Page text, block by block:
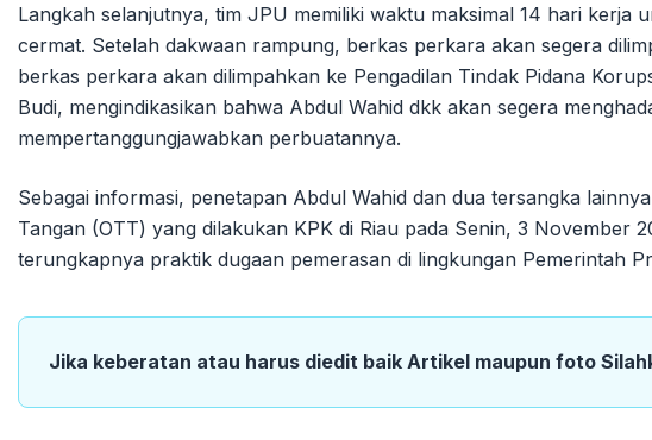
Langkah selanjutnya, tim JPU memiliki waktu maksimal 14 hari kerja
cermat. Setelah dakwaan rampung, berkas perkara akan segera
berkas perkara akan dilimpahkan ke Pengadilan Tindak Pidana
Budi, mengindikasikan bahwa Abdul Wahid dkk akan segera
mempertanggungjawabkan perbuatannya.
Sebagai informasi, penetapan Abdul Wahid dan dua tersangka
Tangan (OTT) yang dilakukan KPK di Riau pada Senin, 3 November
terungkapnya praktik dugaan pemerasan di lingkungan Pemerintah
Jika keberatan atau harus diedit baik Artikel maupun foto